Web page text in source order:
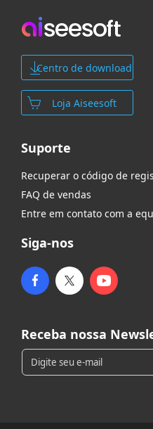
Centro de download
Loja Aiseesoft
Suporte
Recuperar o código de
FAQ de vendas
Entre em contato com a
Siga-nos
Receba nossa